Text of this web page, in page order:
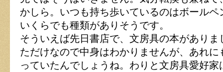
かしら。いつも持ち歩いているのはボール
いくらでも種類がありそうです。
そういえば先日書店で、文房具の本があり
ただけなので中身はわかりませんが、あれ
っていたんでしょうね。わりと文房具愛好